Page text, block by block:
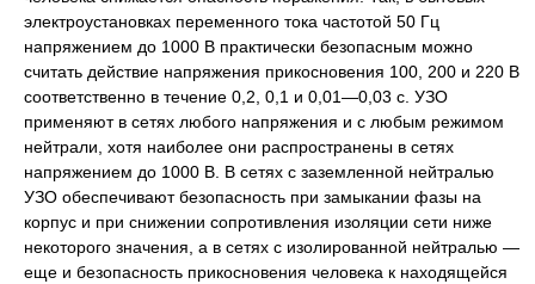
электроустановках переменного тока частотой 50 Гц
напряжением до 1000 В практически безопасным можно
считать действие напряжения прикосновения 100, 200 и 220 В
соответственно в течение 0,2, 0,1 и 0,01—0,03 с. УЗО
применяют в сетях любого напряжения и с любым режимом
нейтрали, хотя наиболее они распространены в сетях
напряжением до 1000 В. В сетях с заземленной нейтралью
УЗО обеспечивают безопасность при замыкании фазы на
корпус и при снижении сопротивления изоляции сети ниже
некоторого значения, а в сетях с изолированной нейтралью —
еще и безопасность прикосновения человека к находящейся